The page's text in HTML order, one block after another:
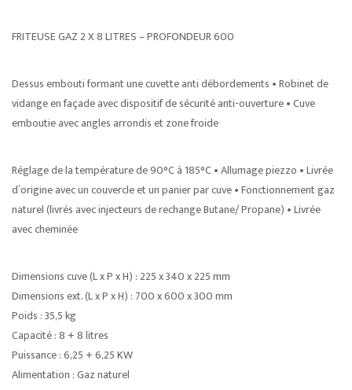
FRITEUSE GAZ 2 X 8 LITRES – PROFONDEUR 600
Dessus embouti formant une cuvette anti débordements • Robinet de
vidange en façade avec dispositif de sécurité anti-ouverture • Cuve
emboutie avec angles arrondis et zone froide
Réglage de la température de 90°C à 185°C • Allumage piezzo • Livrée
d’origine avec un couvercle et un panier par cuve • Fonctionnement gaz
naturel (livrés avec injecteurs de rechange Butane/ Propane) • Livrée
avec cheminée
Dimensions cuve (L x P x H) : 225 x 340 x 225 mm
Dimensions ext. (L x P x H) : 700 x 600 x 300 mm
Poids : 35,5 kg
Capacité : 8 + 8 litres
Puissance : 6,25 + 6,25 KW
Alimentation : Gaz naturel